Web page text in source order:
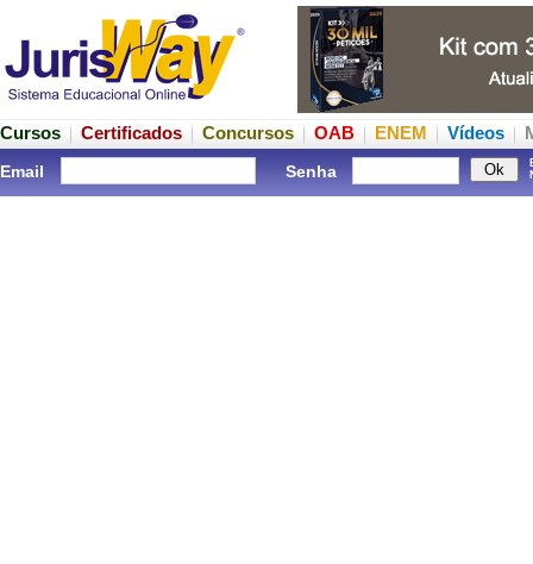
Cursos Certificados Concursos OAB ENEM Vídeos
Email Senha